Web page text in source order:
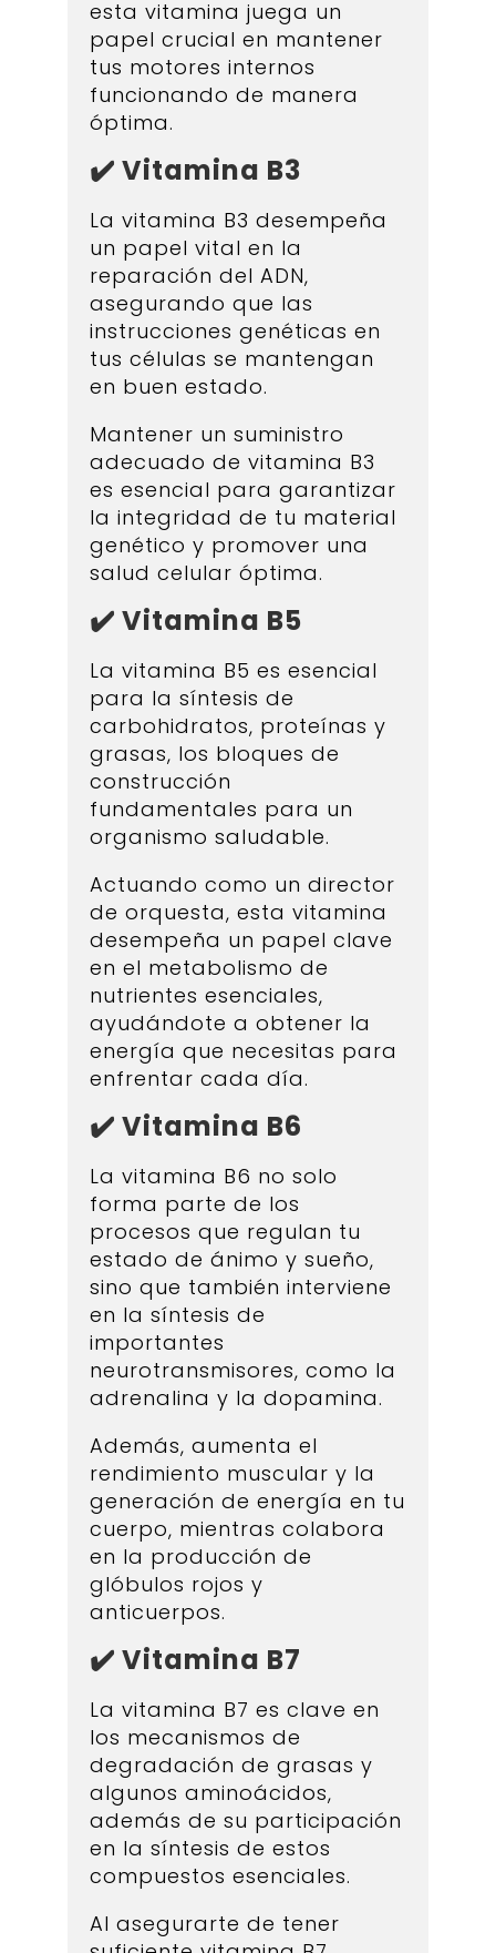
esta vitamina juega un
papel crucial en mantener
tus motores internos
funcionando de manera
óptima.
✔️ Vitamina B3
La vitamina B3 desempeña
un papel vital en la
reparación del ADN,
asegurando que las
instrucciones genéticas en
tus células se mantengan
en buen estado.
Mantener un suministro
adecuado de vitamina B3
es esencial para garantizar
la integridad de tu material
genético y promover una
salud celular óptima.
✔️ Vitamina B5
La vitamina B5 es esencial
para la síntesis de
carbohidratos, proteínas y
grasas, los bloques de
construcción
fundamentales para un
organismo saludable.
Actuando como un director
de orquesta, esta vitamina
desempeña un papel clave
en el metabolismo de
nutrientes esenciales,
ayudándote a obtener la
energía que necesitas para
enfrentar cada día.
✔️ Vitamina B6
La vitamina B6 no solo
forma parte de los
procesos que regulan tu
estado de ánimo y sueño,
sino que también interviene
en la síntesis de
importantes
neurotransmisores, como la
adrenalina y la dopamina.
Además, aumenta el
rendimiento muscular y la
generación de energía en tu
cuerpo, mientras colabora
en la producción de
glóbulos rojos y
anticuerpos.
✔️ Vitamina B7
La vitamina B7 es clave en
los mecanismos de
degradación de grasas y
algunos aminoácidos,
además de su participación
en la síntesis de estos
compuestos esenciales.
Al asegurarte de tener